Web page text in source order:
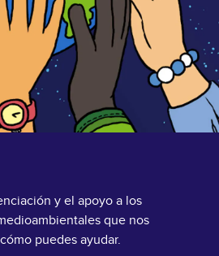
y el apoyo a los
que nos
puedes ayudar.